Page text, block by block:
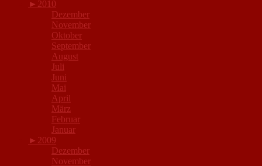
► 2010
Dezember
November
Oktober
September
August
Juli
Juni
Mai
April
März
Februar
Januar
► 2009
Dezember
November